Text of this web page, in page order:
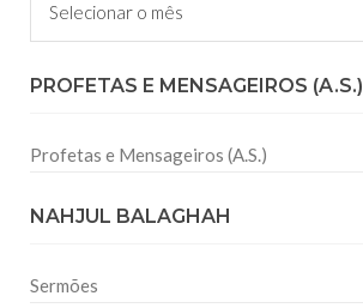
PROFETAS E MENSAGEIROS (A.S.)
Profetas e Mensageiros (A.S.)
NAHJUL BALAGHAH
Sermões